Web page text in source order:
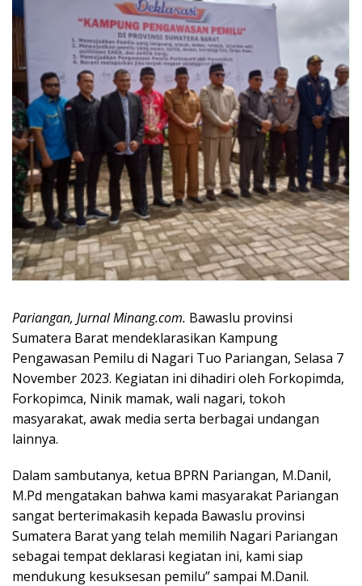
Pariangan, Jurnal Minang.com. Bawaslu provinsi
Sumatera Barat mendeklarasikan Kampung
Pengawasan Pemilu di Nagari Tuo Pariangan, Selasa 7
November 2023. Kegiatan ini dihadiri oleh Forkopimda,
Forkopimca, Ninik mamak, wali nagari, tokoh
masyarakat, awak media serta berbagai undangan
lainnya.
Dalam sambutanya, ketua BPRN Pariangan, M.Danil,
M.Pd mengatakan bahwa kami masyarakat Pariangan
sangat berterimakasih kepada Bawaslu provinsi
Sumatera Barat yang telah memilih Nagari Pariangan
sebagai tempat deklarasi kegiatan ini, kami siap
mendukung kesuksesan pemilu” sampai M.Danil.